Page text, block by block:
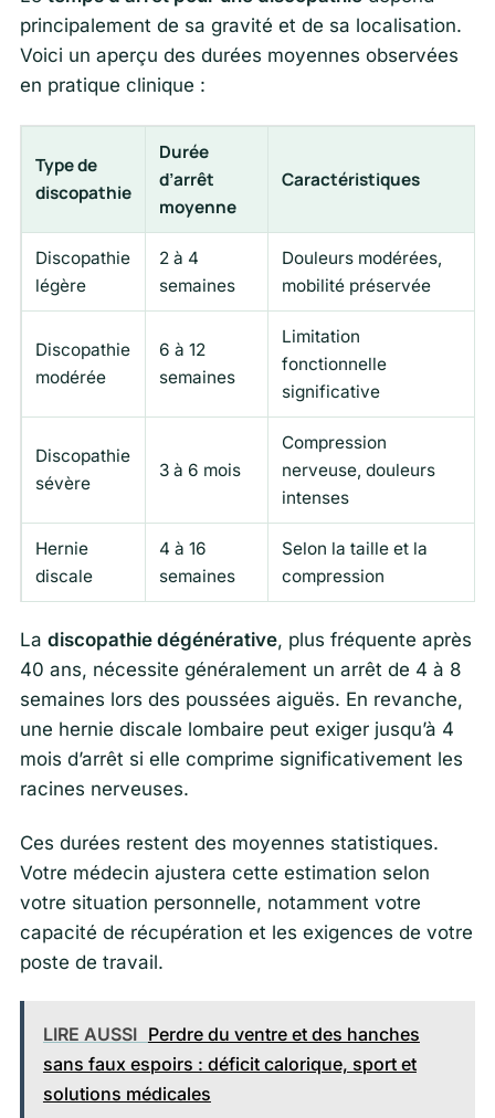
principalement de sa gravité et de sa localisation.
Voici un aperçu des durées moyennes observées
en pratique clinique :
Type de
discopathie
Durée
d’arrêt
moyenne
Caractéristiques
Discopathie
légère
2 à 4
semaines
Douleurs modérées,
mobilité préservée
Discopathie
modérée
6 à 12
semaines
Limitation
fonctionnelle
significative
Discopathie
sévère
3 à 6 mois
Compression
nerveuse, douleurs
intenses
Hernie
discale
4 à 16
semaines
Selon la taille et la
compression
La discopathie dégénérative, plus fréquente après
40 ans, nécessite généralement un arrêt de 4 à 8
semaines lors des poussées aiguës. En revanche,
une hernie discale lombaire peut exiger jusqu’à 4
mois d’arrêt si elle comprime significativement les
racines nerveuses.
Ces durées restent des moyennes statistiques.
Votre médecin ajustera cette estimation selon
votre situation personnelle, notamment votre
capacité de récupération et les exigences de votre
poste de travail.
LIRE AUSSI Perdre du ventre et des hanches
sans faux espoirs : déficit calorique, sport et
solutions médicales